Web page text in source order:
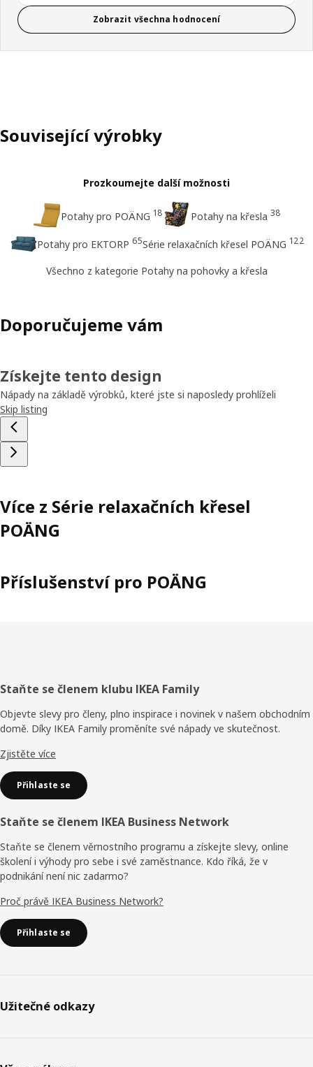
Zobrazit všechna hodnocení
Související výrobky
Prozkoumejte další možnosti
Potahy pro POÄNG 18 Potahy na křesla 38
Potahy pro EKTORP 65Série relaxačních křesel POÄNG 122
Všechno z kategorie Potahy na pohovky a křesla
Doporučujeme vám
Získejte tento design
Nápady na základě výrobků, které jste si naposledy prohlíželi
Skip listing
Více z Série relaxačních křesel
POÄNG
Příslušenství pro POÄNG
Zápatí
Staňte se členem klubu IKEA Family
Objevte slevy pro členy, plno inspirace i novinek v našem obchodním
domě. Díky IKEA Family proměníte své nápady ve skutečnost.
Zjistěte více
Přihlaste se
Staňte se členem IKEA Business Network
Staňte se členem věrnostního programu a získejte slevy, online
školení i výhody pro sebe i své zaměstnance. Kdo říká, že v
podnikání není nic zadarmo?
Proč právě IKEA Business Network?
Přihlaste se
Užitečné odkazy